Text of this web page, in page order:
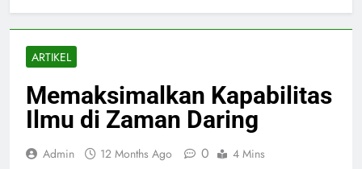
ARTIKEL
Memaksimalkan Kapabilitas
Ilmu di Zaman Daring
Admin 12 Months Ago 0 4 Mins